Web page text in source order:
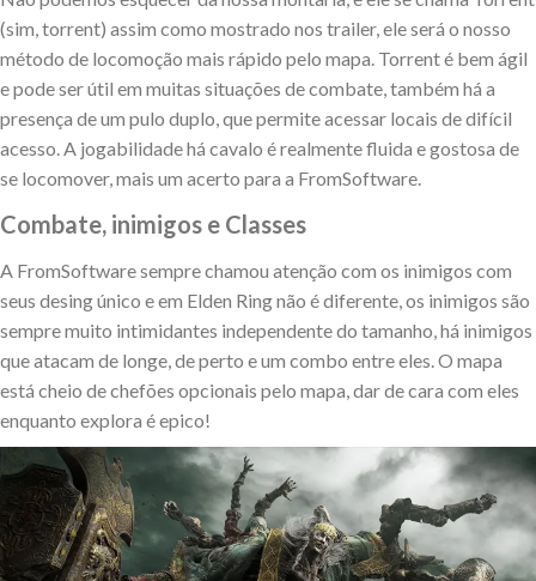
(sim, torrent) assim como mostrado nos trailer, ele será o nosso
método de locomoção mais rápido pelo mapa. Torrent é bem ágil
e pode ser útil em muitas situações de combate, também há a
presença de um pulo duplo, que permite acessar locais de difícil
acesso. A jogabilidade há cavalo é realmente fluida e gostosa de
se locomover, mais um acerto para a FromSoftware.
Combate, inimigos e Classes
A FromSoftware sempre chamou atenção com os inimigos com
seus desing único e em Elden Ring não é diferente, os inimigos são
sempre muito intimidantes independente do tamanho, há inimigos
que atacam de longe, de perto e um combo entre eles. O mapa
está cheio de chefões opcionais pelo mapa, dar de cara com eles
enquanto explora é epico!